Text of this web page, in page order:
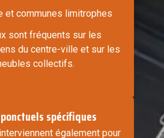
et communes limitrophes
sont fréquents sur les
du centre-ville et sur les
collectifs.
spécifiques
également pour